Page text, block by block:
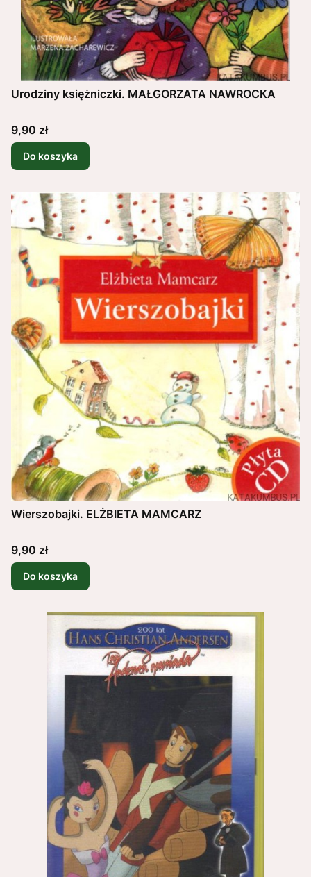
Urodziny księżniczki. MAŁGORZATA NAWROCKA
Cena
9,90 zł
Do koszyka
Wierszobajki. ELŻBIETA MAMCARZ
Cena
9,90 zł
Do koszyka